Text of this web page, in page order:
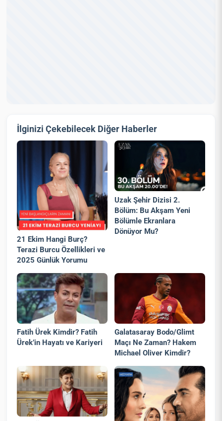
İlginizi Çekebilecek Diğer Haberler
21 Ekim Hangi Burç?
Terazi Burcu Özellikleri ve
2025 Günlük Yorumu
Uzak Şehir Dizisi 2.
Bölüm: Bu Akşam Yeni
Bölümle Ekranlara
Dönüyor Mu?
Fatih Ürek Kimdir? Fatih
Ürek’in Hayatı ve Kariyeri
Galatasaray Bodo/Glimt
Maçı Ne Zaman? Hakem
Michael Oliver Kimdir?